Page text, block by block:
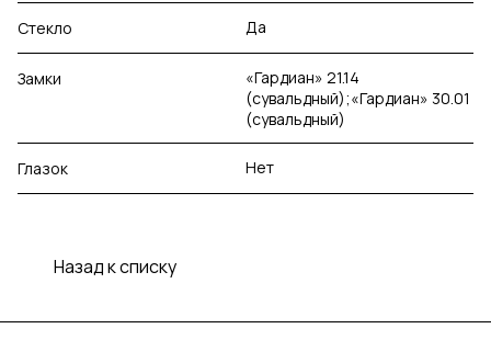
Стекло Да
Замки
«Гардиан» 21.14
(сувальдный);«Гардиан» 30.01
(сувальдный)
Глазок Нет
Назад к списку